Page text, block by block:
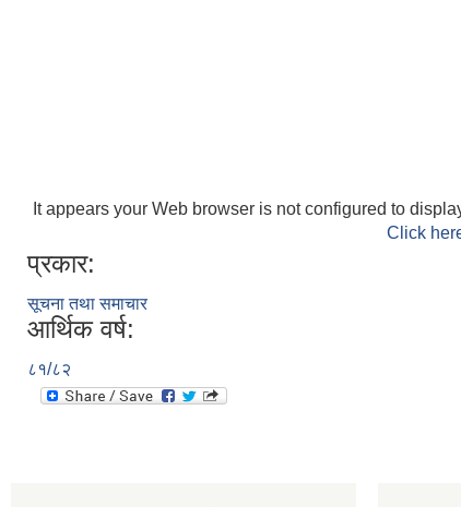
It appears your Web browser is not configured to
Click
प्रकार:
सूचना तथा समाचार
आर्थिक वर्ष:
८१/८२